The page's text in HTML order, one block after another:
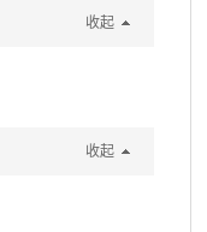
收起
收起